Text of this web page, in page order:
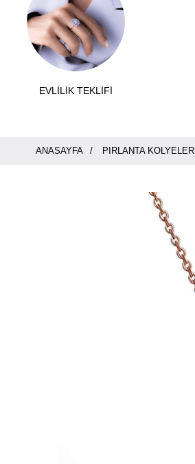
EVLİLİK TEKLİFİ
ANASAYFA PIRLANTA KOLYELER